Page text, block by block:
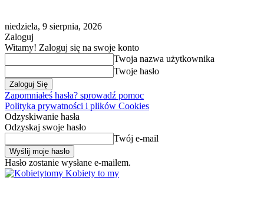
niedziela, 9 sierpnia, 2026
Zaloguj
Witamy! Zaloguj się na swoje konto
Twoja nazwa użytkownika
Twoje hasło
Zapomniałeś hasła? sprowadź pomoc
Polityka prywatności i plików Cookies
Odzyskiwanie hasła
Odzyskaj swoje hasło
Twój e-mail
Hasło zostanie wysłane e-mailem.
Kobiety to my